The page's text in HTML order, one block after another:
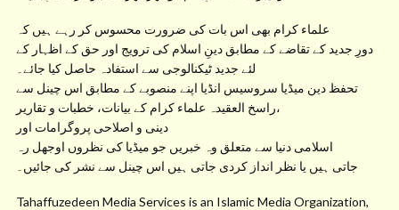
علماء کرام بھی اس بات کی ضرورت محسوس کر رہے ہیں کہ
دورِ جدید کے تقاضے کے مطابق دینِ اسلام کی ترویج اور حق کے اظہار کے
لئے جدید ٹیکنالوجی سے استفادہ حاصل کیا جائے۔
تحفظ دین میڈیا سروسیس انڈیا اپنے منصوبے کے مطابق اس چینل سے
راسخ العقیدہ علماء کرام کے بیانات، خطبات و تقاریر،
دینی و اصلاحی پروگرامات اور
اسلامی دنیا سے متعلق وہ خبریں جو میڈیا کی نظروں اوجھل رہ
جاتی ہیں یا نظر انداز کردی جاتی ہیں اس چینل سے نشر کی جائیں۔
Tahaffuzedeen Media Services is an Islamic Media Organization,